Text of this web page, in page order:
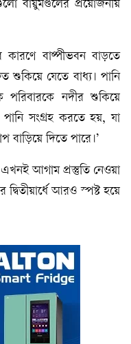
বায়ুমণ্ডলের প্রয়োজনীয়
বাষ্পীভবন বাড়তে
যেতে বাধ্য। পানি
পরিবারকে নদীর শুকিয়ে
সংগ্রহ করতে হয়, যা
দিতে পারে।’
এখনই আগাম প্রস্তুতি নেওয়া
আরও স্পষ্ট হয়ে